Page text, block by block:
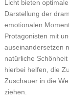
Licht bieten
Darstellung der
emotionalen
Protagonisten mit
auseinandersetzen
natürliche
hierbei helfen, die
Zuschauer in die
ziehen.